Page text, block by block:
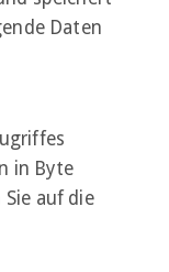
Daten
in Byte
Sie auf die